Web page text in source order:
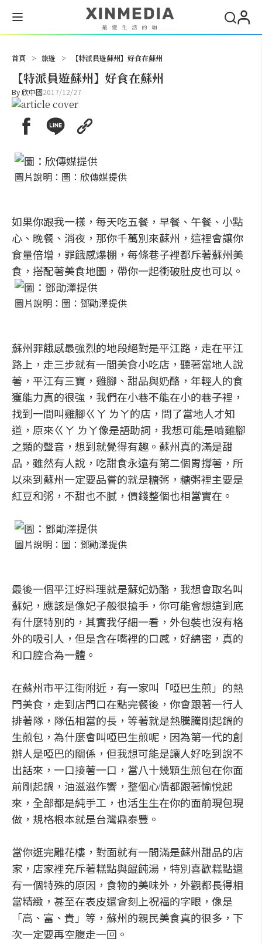
首頁 > 旅遊 > 【特派員遊蘇州】好食在蘇州
【特派員遊蘇州】好食在蘇州
By欣中國2017/12/27
圖片說明：圖：欣傳媒提供
如果你跟我一樣，每天吃五餐，早餐、午餐、小點
心、晚餐、消夜，那你千萬別來蘇州，這裡會讓你
食量倍增，罪餓感爆棚，每條巷子裡都斥著蘇州美
食，搭配著美食地圖，帶你一起衝破肚皮也可以。
圖片說明：圖：鄧勛澤提供
蘇州罪餓感最強烈的地段絕對是平江路，走在平江
路上，走三步就有一間美食小吃店，聽著當地人說
著，平江有三寶，雞腳、甜品與奶酪，年輕人的食
獲能力真的很強，我們在小巷不能在小的巷子裡，
找到一間叫雞腳ㄍㄚ ㄌㄚ的店，問了當地人才知
道，原來ㄍㄚ ㄌㄚ像是語助詞，我想可能是啃雞腳
之類的聲音，想到就覺得有趣。蘇州真的滿是甜
品，雖然有人說，吃甜食永遠有第二個胃撐著，所
以來到蘇州一定要品嘗的就是糖粥，糖粥裡主要是
紅豆和粥，不甜也不膩，價錢整個也相當實在。
圖片說明：圖：鄧勛澤提供
最後一個平江好料理就是蘇妃奶酪，我想會取名叫
蘇妃，應該是像妃子般很搶手，你可能會想這到底
有什麼特別的，其實我仔細一看，外包裝也沒有格
外的吸引人，但是含在嘴裡的口感，好綿密，真的
和口腔合為一體。
在蘇州市平江街附近，有一家叫「啞巴生煎」的熱
門美食，走到店門口在點完餐後，你會跟著一行人
排著隊，隊伍相當的長，等著就是熱騰騰剛起鍋的
生煎包，為什麼會叫啞巴生煎呢，因為第一代的創
辦人是啞巴的關係，但我想可能是讓人好吃到說不
出話來，一口接著一口，當八十幾顆生煎包在你面
前剛起鍋，油滋滋作響，整個心情都跟著愉悅起
來，全部都是純手工，也活生生在你的面前現包現
做，規格根本就是台灣鼎泰豐。
當你逛完雕花樓，對面就有一間滿是蘇州甜品的店
家，店家裡充斥著糕點與餛飩湯，特別喜歡糕點還
有一個特殊的原因，食物的美味外，外觀都長得相
當精緻，甚至在表皮還會刻上祝福的字眼，像是
「高、富、貴」等，蘇州的親民美食真的很多，下
次一定要再空腹走一回。